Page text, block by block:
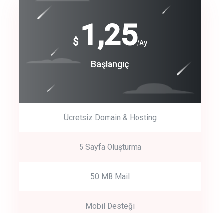
$ 1,25/Ay
Başlangıç
Ücretsiz Domain & Hosting
5 Sayfa Oluşturma
50 MB Mail
Mobil Desteği
Free
Basic